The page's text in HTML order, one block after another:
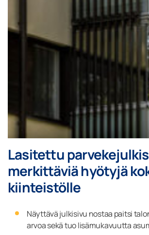
Lasitettu
merkittäviä hyötyjä
kiinteistölle
Näyttävä julkisivu nostaa paitsi
arvoa sekä tuo lisämukavuutta